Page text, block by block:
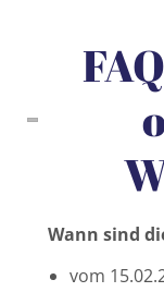
Wann sind
vom